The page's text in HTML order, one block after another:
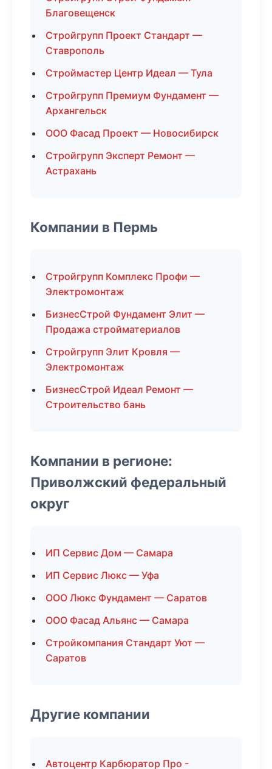
Благовещенск
Стройгрупп Проект Стандарт —
Ставрополь
Строймастер Центр Идеал — Тула
Стройгрупп Премиум Фундамент —
Архангельск
ООО Фасад Проект — Новосибирск
Стройгрупп Эксперт Ремонт —
Астрахань
Компании в Пермь
Стройгрупп Комплекс Профи —
Электромонтаж
БизнесСтрой Фундамент Элит —
Продажа стройматериалов
Стройгрупп Элит Кровля —
Электромонтаж
БизнесСтрой Идеал Ремонт —
Строительство бань
Компании в регионе:
Приволжский федеральный
округ
ИП Сервис Дом — Самара
ИП Сервис Люкс — Уфа
ООО Люкс Фундамент — Саратов
ООО Фасад Альянс — Самара
Стройкомпания Стандарт Уют —
Саратов
Другие компании
Автоцентр Карбюратор Про -